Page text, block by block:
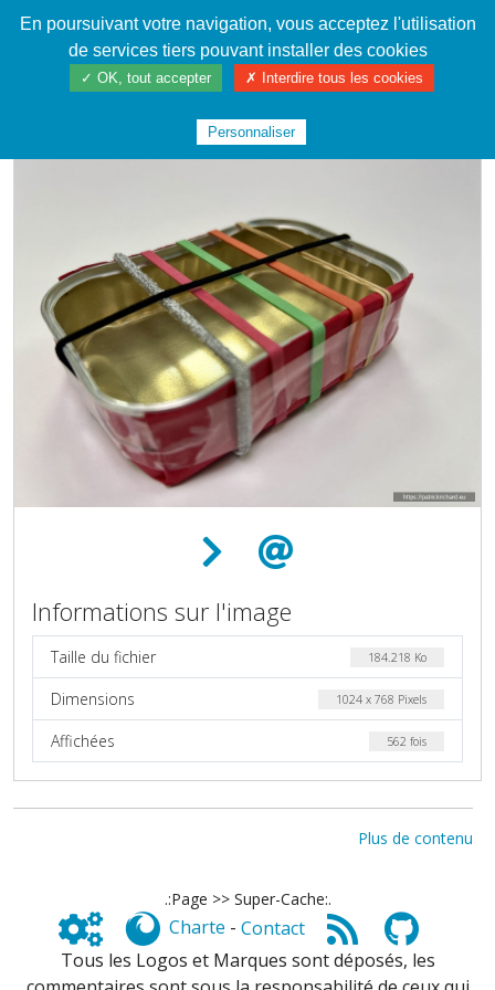
Cahier de textes patrickRICHARD
INSTRUMENTS DE MUSIQUE
#SARDINES2024
Informations sur l'image
Taille du fichier 184.218 Ko
Dimensions 1024 x 768 Pixels
Affichées 562 fois
Plus de contenu
.:Page >> Super-Cache:.
Charte - Contact
Tous les Logos et Marques sont déposés, les
En poursuivant votre navigation, vous acceptez l'utilisation
de services tiers pouvant installer des cookies
✓ OK, tout accepter ✗ Interdire tous les cookies
Personnaliser